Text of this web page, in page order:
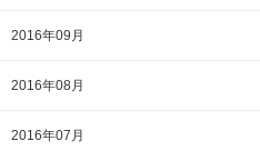
2016年09月
2016年08月
2016年07月